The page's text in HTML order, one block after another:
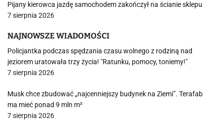
Pijany kierowca jazdę samochodem zakończył na ścianie sklepu
7 sierpnia 2026
NAJNOWSZE WIADOMOŚCI
Policjantka podczas spędzania czasu wolnego z rodziną nad
jeziorem uratowała trzy życia! "Ratunku, pomocy, toniemy!"
7 sierpnia 2026
Musk chce zbudować „najcenniejszy budynek na Ziemi”. Terafab
ma mieć ponad 9 mln m²
7 sierpnia 2026